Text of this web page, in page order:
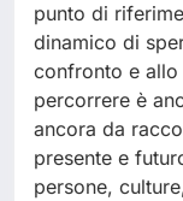
punto di
dinamico di
confronto e allo
percorrere è
ancora da
presente e
persone,